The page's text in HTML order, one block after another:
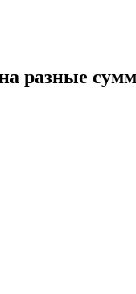
обеспечения
разные